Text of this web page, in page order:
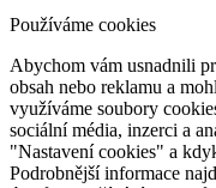
Používáme cookies
Abychom vám usnadnili
obsah nebo reklamu a
využíváme soubory
sociální média, inzerci a
"Nastavení cookies" a
Podrobnější informace